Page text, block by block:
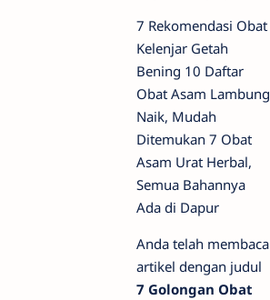
7 Rekomendasi Obat
Kelenjar Getah
Bening 10 Daftar
Obat Asam Lambung
Naik, Mudah
Ditemukan 7 Obat
Asam Urat Herbal,
Semua Bahannya
Ada di Dapur
Anda telah membaca
artikel dengan judul
7 Golongan Obat